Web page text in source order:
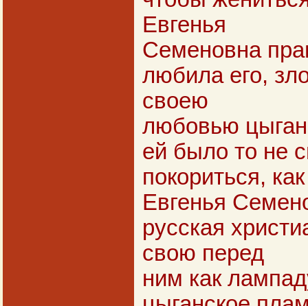
Евгенья
Семеновна
любила его,
своею
любовью
ей было то не
покориться, как
Евгенья
русская
свою перед
ним как